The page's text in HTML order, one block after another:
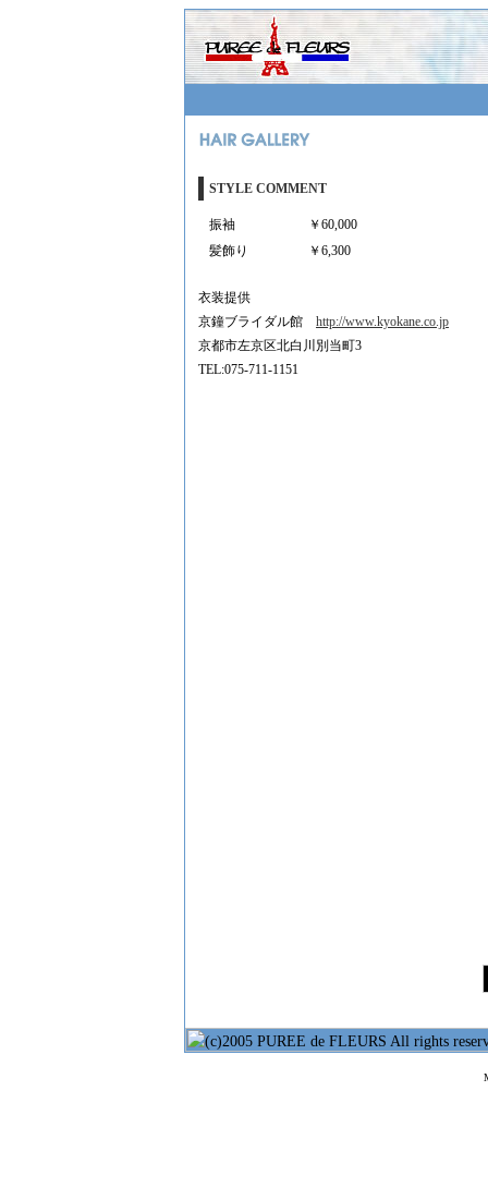
STYLE COMMENT
振袖
￥60,000
髪飾り
￥6,300
衣装提供
京鐘ブライダル館 http://www.kyokane.co.jp
京都市左京区北白川別当町3
TEL:075-711-1151